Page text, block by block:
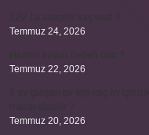
Temmuz 24, 2026
Temmuz 22, 2026
Temmuz 20, 2026